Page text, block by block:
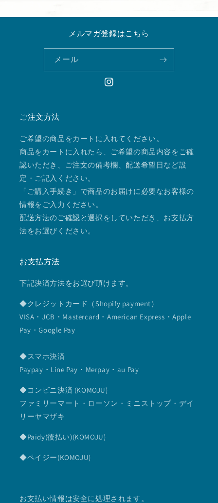
メルマガ登録はこちら
メール
Instagram
ご注文方法
ご希望の商品をカートに入れてください。
商品をカートに入れたら、ご希望の商品内容をご確
認いただき、ご注文の備考欄、配送希望日など設
定・ご記入ください。
「ご購入手続き」で商品のお届けに必要なお客様の
情報をご入力ください。
配送方法のご確認と選択をしていただき、お支払方
法をお選びください。
お支払方法
下記決済方法をお選び頂けます。
◆クレジットカード（Shopify payment）
VISA・JCB・Mastercard・American Express・Apple
Pay・Google Pay
◆スマホ決済
Paypay・Line Pay・Merpay・au Pay
◆コンビニ決済 (KOMOJU)
ファミリーマート・ローソン・ミニストップ・デイ
リーヤマザキ
◆Paidy(後払い)(KOMOJU)
◆ペイジー(KOMOJU)
お支払い情報は安全に処理されます。